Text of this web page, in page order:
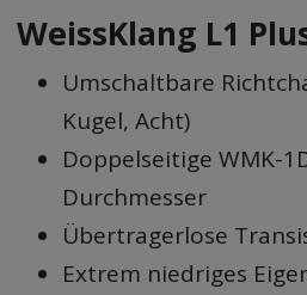
WeissKlang L1
Umschaltbare
Kugel, Acht)
Doppelseitige WMK-
Durchmesser
Übertragerlose
Extrem niedriges